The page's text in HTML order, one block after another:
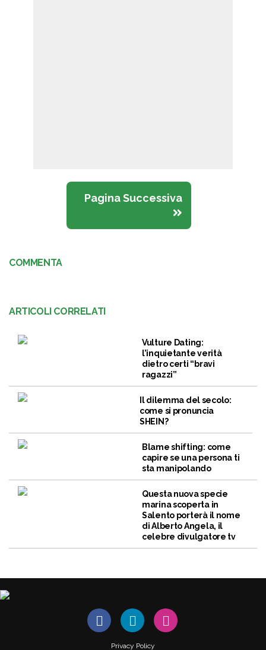
Pagina Successiva
COMMENTA
ARTICOLI CORRELATI
Vulture Dating:
l’inquietante verità
dietro certi “bravi
ragazzi”
Il dilemma del secolo:
come si pronuncia
SHEIN?
Blame shifting: come
capire se una persona ti
sta manipolando
Questa nuova specie
marina scoperta in
Salento porterà il nome
di Alberto Angela, il
celebre divulgatore tv
Privacy Policy